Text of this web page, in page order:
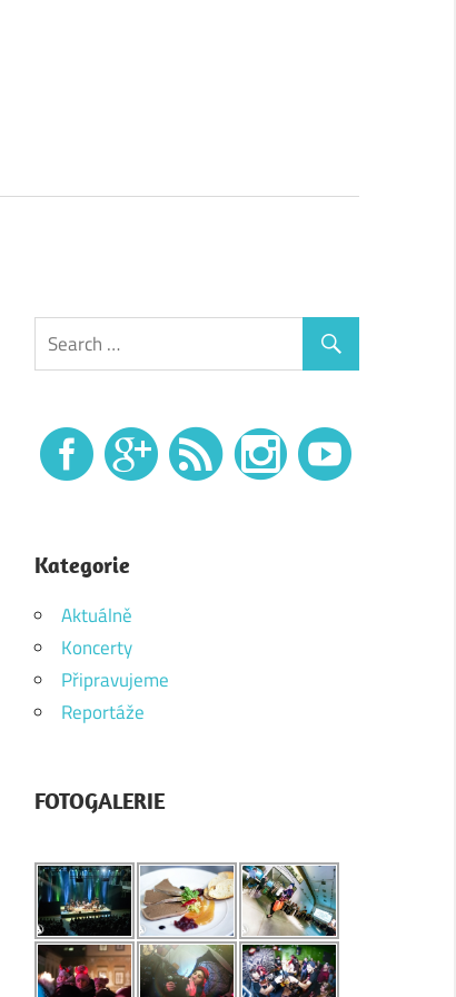
Kategorie
Aktuálně
Koncerty
Připravujeme
Reportáže
FOTOGALERIE